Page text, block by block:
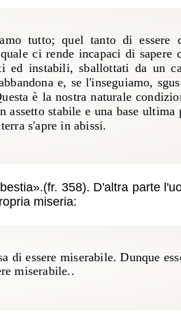
tutto; quel tanto di essere
ci rende incapaci di sapere
ed instabili, sballottati da un
e, se l'inseguiamo,
è la nostra naturale
stabile e una base ultima
s'apre in abissi.
.(fr. 358). D'altra parte
miseria:
di essere miserabile. Dunque
miserabile..